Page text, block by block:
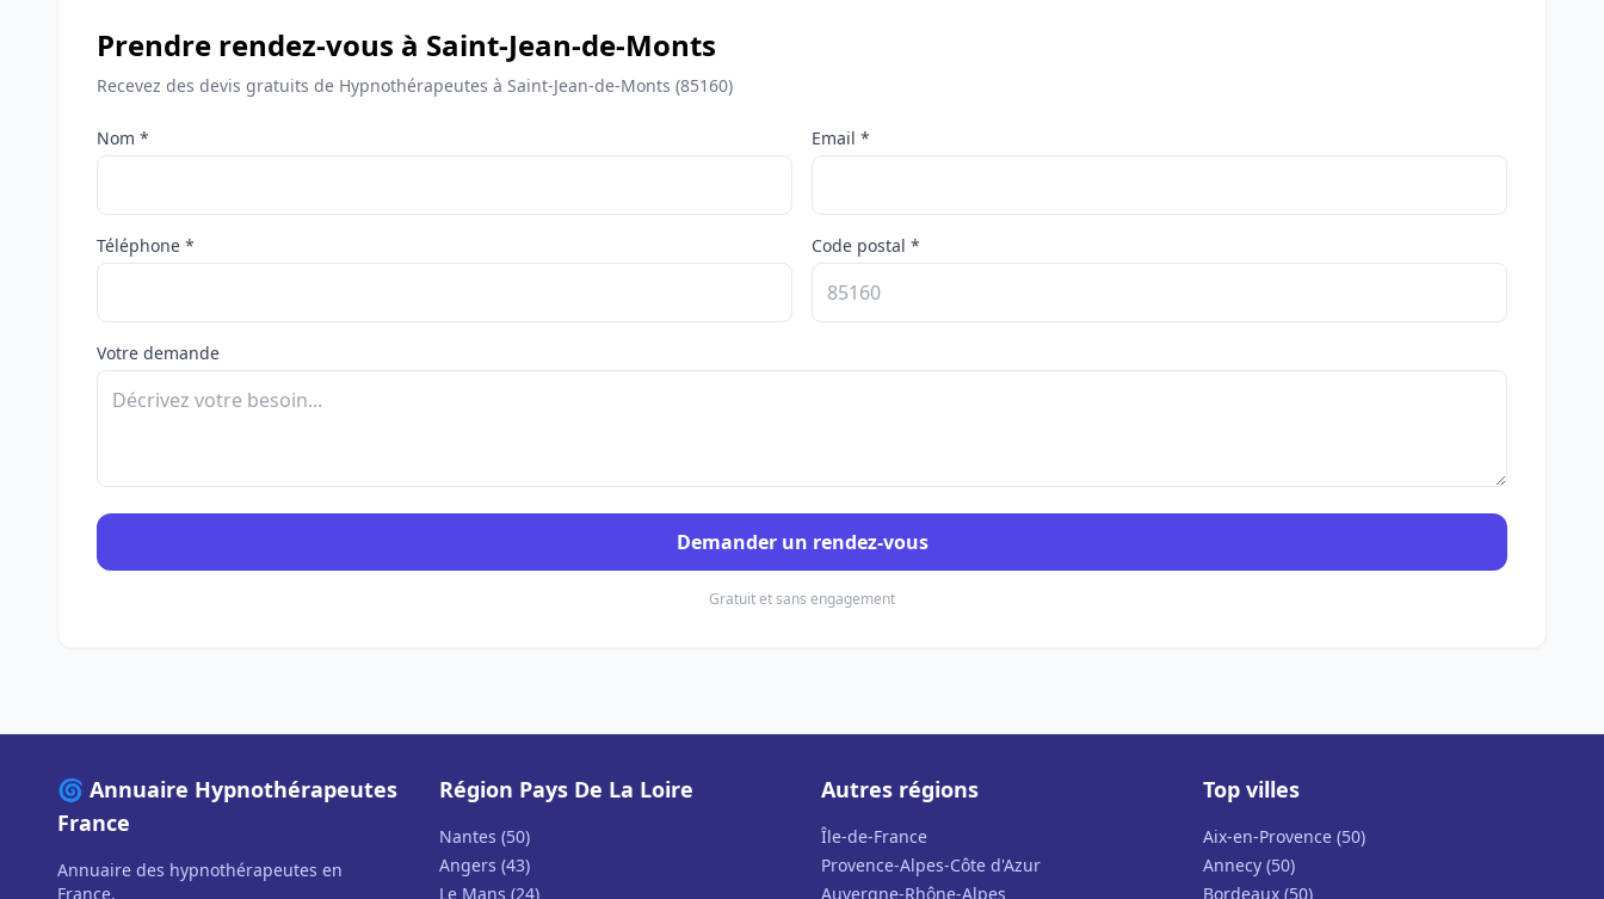
Prendre rendez-vous à Saint-Jean-de-Monts
Recevez des devis gratuits de Hypnothérapeutes à Saint-Jean-de-Monts (85160)
Nom * Email *
Téléphone * Code postal *
Votre demande
Demander un rendez-vous
Gratuit et sans engagement
🌀 Annuaire Hypnothérapeutes
France
Annuaire des hypnothérapeutes en
France.
Région Pays De La Loire
Nantes (50)
Angers (43)
Le Mans (24)
Autres régions
Île-de-France
Provence-Alpes-Côte d'Azur
Auvergne-Rhône-Alpes
Top villes
Aix-en-Provence (50)
Annecy (50)
Bordeaux (50)